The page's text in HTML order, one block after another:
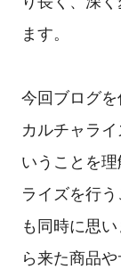
ます。
今回ブログ
カルチャラ
いうことを
ライズを行
も同時に思
ら来た商品